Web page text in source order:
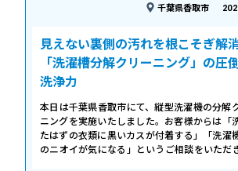
千葉県香取市
見えない裏側の汚れを根こそぎ解
「洗濯槽分解クリーニング」の圧
洗浄力
本日は千葉県香取市にて、縦型洗濯機の分解
ニングを実施いたしました。お客様からは「
たはずの衣類に黒いカスが付着する」「洗濯
のニオイが気になる」というご相談をいただ